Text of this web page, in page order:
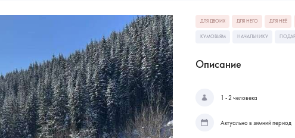
ДЛЯ ДВОИХ ДЛЯ НЕГО ДЛЯ НЕЁ
КУМОВЬЯМ НАЧАЛЬНИКУ
Описание
1 - 2 человека
Актуально в зимний период